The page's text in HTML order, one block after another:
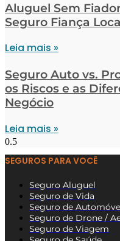
Aluguel Sem
Seguro Fiança
Leia mais »
Seguro Auto vs.
os Riscos e as
Negócio
Leia mais »
SEGUROS PARA VOCÊ
Seguro Aluguel
Seguro de Vida
Seguro de
Seguro de Drone /
Seguro de Viagem